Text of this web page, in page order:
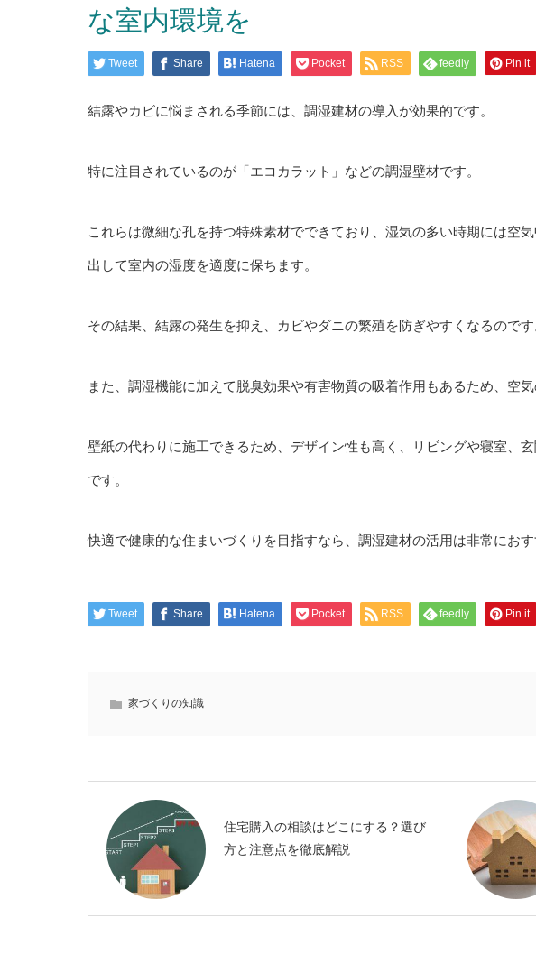
な室内環境を
Tweet Share Hatena Pocket RSS feedly Pin it
結露やカビに悩まされる季節には、調湿建材の導入が効果的です。
特に注目されているのが「エコカラット」などの調湿壁材です。
これらは微細な孔を持つ特殊素材でできており、湿気の多い時期には空
出して室内の湿度を適度に保ちます。
その結果、結露の発生を抑え、カビやダニの繁殖を防ぎやすくなるのです
また、調湿機能に加えて脱臭効果や有害物質の吸着作用もあるため、空気
壁紙の代わりに施工できるため、デザイン性も高く、リビングや寝室、
です。
快適で健康的な住まいづくりを目指すなら、調湿建材の活用は非常におす
Tweet Share Hatena Pocket RSS feedly Pin it
家づくりの知識
住宅購入の相談はどこにする？選び
方と注意点を徹底解説